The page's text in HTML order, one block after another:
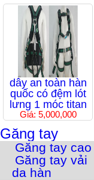
dây an toàn hàn
quốc có đệm lót
lưng 1 móc titan
Giá: 5,000,000
Găng tay
Găng tay cao
Găng tay vải
da hàn